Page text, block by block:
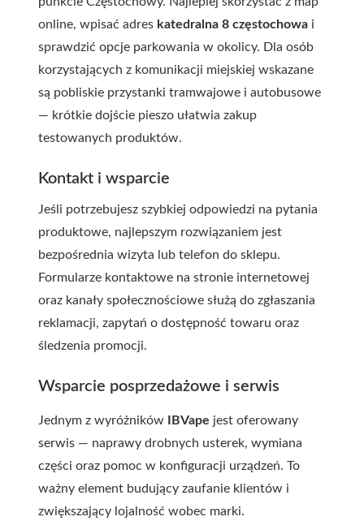
online, wpisać adres katedralna 8 częstochowa i
sprawdzić opcje parkowania w okolicy. Dla osób
korzystających z komunikacji miejskiej wskazane
są pobliskie przystanki tramwajowe i autobusowe
— krótkie dojście pieszo ułatwia zakup
testowanych produktów.
Kontakt i wsparcie
Jeśli potrzebujesz szybkiej odpowiedzi na pytania
produktowe, najlepszym rozwiązaniem jest
bezpośrednia wizyta lub telefon do sklepu.
Formularze kontaktowe na stronie internetowej
oraz kanały społecznościowe służą do zgłaszania
reklamacji, zapytań o dostępność towaru oraz
śledzenia promocji.
Wsparcie posprzedażowe i serwis
Jednym z wyróżników IBVape jest oferowany
serwis — naprawy drobnych usterek, wymiana
części oraz pomoc w konfiguracji urządzeń. To
ważny element budujący zaufanie klientów i
zwiększający lojalność wobec marki.